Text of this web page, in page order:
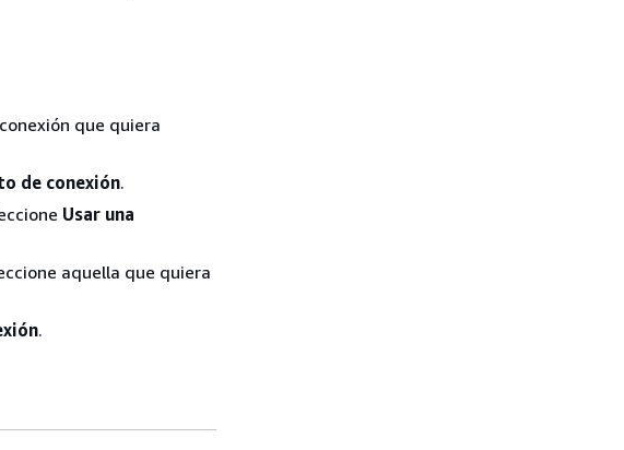
que quiera
de conexión.
Usar una
aquella que quiera
.